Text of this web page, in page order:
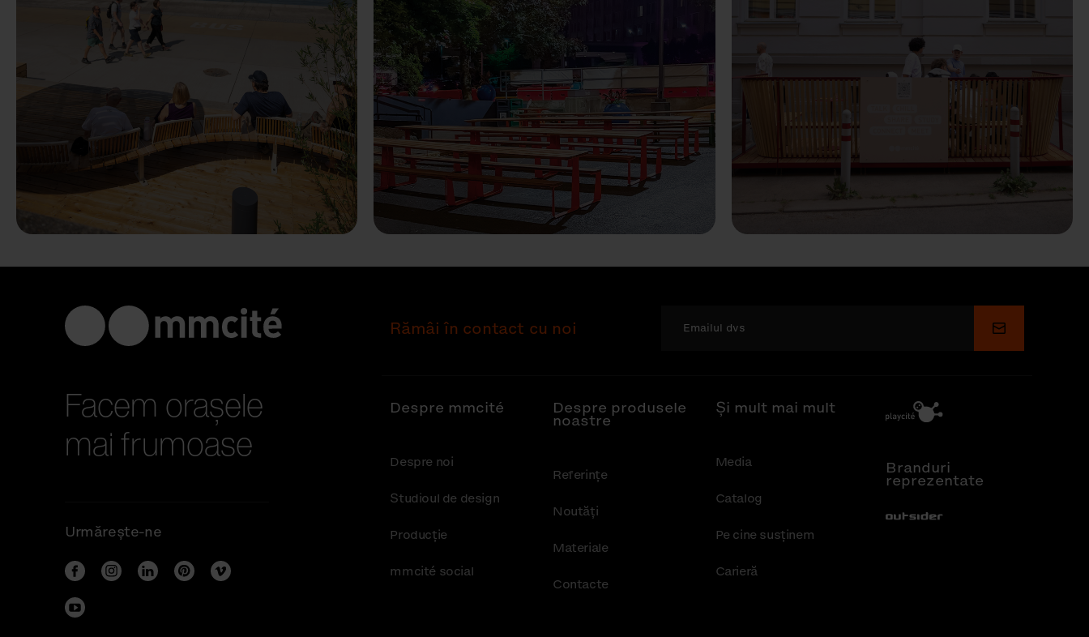
Facem orașele
mai frumoase
Urmărește-ne
Rămâi în contact cu noi Depune
Despre mmcité
Despre noi
Studioul de design
Producție
mmcité social
Despre produsele
noastre
Referințe
Noutăţi
Materiale
Contacte
Și mult mai mult
Media
Catalog
Pe cine susținem
Carieră
Branduri
reprezentate
Out-Sider